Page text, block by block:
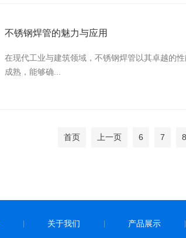
不锈钢焊管的魅力与应用
在现代工业与建筑领域，不锈钢焊管以其卓越的
成熟，能够确...
首页 上一页 6 7 8
关于我们 产品展示